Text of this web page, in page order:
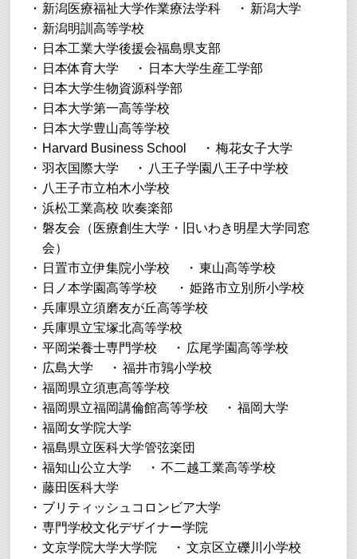
新潟医療福祉大学作業療法学科
新潟大学
新潟明訓高等学校
日本工業大学後援会福島県支部
日本体育大学
日本大学生産工学部
日本大学生物資源科学部
日本大学第一高等学校
日本大学豊山高等学校
Harvard Business School
梅花女子大学
羽衣国際大学
八王子学園八王子中学校
八王子市立柏木小学校
浜松工業高校 吹奏楽部
磐友会（医療創生大学・旧いわき明星大学同窓
会）
日置市立伊集院小学校
東山高等学校
日ノ本学園高等学校
姫路市立別所小学校
兵庫県立須磨友が丘高等学校
兵庫県立宝塚北高等学校
平岡栄養士専門学校
広尾学園高等学校
広島大学
福井市鶉小学校
福岡県立須恵高等学校
福岡県立福岡講倫館高等学校
福岡大学
福岡女学院大学
福島県立医科大学管弦楽団
福知山公立大学
不二越工業高等学校
藤田医科大学
ブリティッシュコロンビア大学
専門学校文化デザイナー学院
文京学院大学大学院
文京区立礫川小学校